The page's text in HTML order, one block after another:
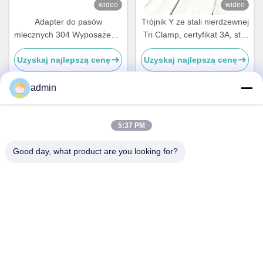
wideo
Adapter do pasów
mlecznych 304 Wyposażenie
rurowe ze stali nierdzewnej
Łokieć spawana ze stali
nierdzewnej
Uzyskaj najlepszą cenę
wideo
Trójnik Y ze stali nierdzewnej
Tri Clamp, certyfikat 3A, stal
nierdzewna 304
Uzyskaj najlepszą cenę
Adres
admin
5:37 PM
Good day, what product are you looking for?